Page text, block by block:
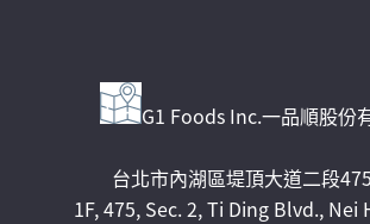
G1 Foods Inc.一品順股份
台北市內湖區堤頂大道二段
1F, 475, Sec. 2, Ti Ding Blvd., Nei